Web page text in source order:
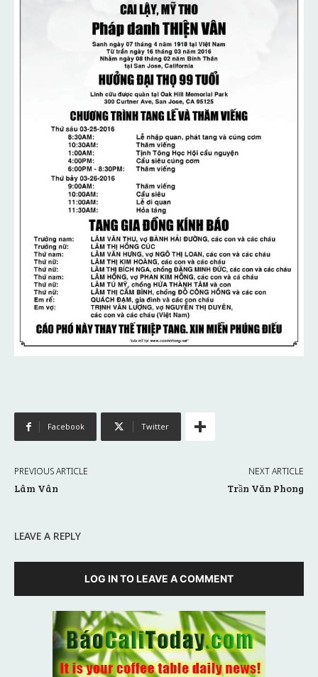
Facebook Twitter
PREVIOUS ARTICLE
Lâm Vân
NEXT ARTICLE
Trần Văn Phong
LEAVE A REPLY
LOG IN TO LEAVE A COMMENT